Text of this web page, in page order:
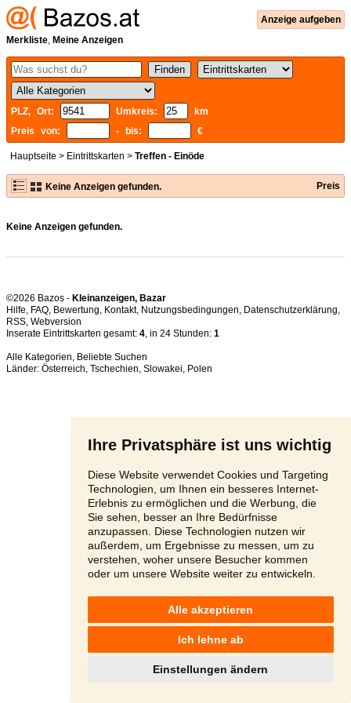
Ihre Privatsphäre ist uns wichtig
Diese Website verwendet Cookies und Targeting
Technologien, um Ihnen ein besseres Internet-
Erlebnis zu ermöglichen und die Werbung, die
Sie sehen, besser an Ihre Bedürfnisse
anzupassen. Diese Technologien nutzen wir
außerdem, um Ergebnisse zu messen, um zu
verstehen, woher unsere Besucher kommen
oder um unsere Website weiter zu entwickeln.
Alle akzeptieren
Ich lehne ab
Einstellungen ändern
Anzeige aufgeben
Merkliste, Meine Anzeigen
PLZ, Ort: Umkreis:
km
Preis von:
- bis: €
Hauptseite > Eintrittskarten > Treffen - Einöde
Keine Anzeigen gefunden. Preis
Keine Anzeigen gefunden.
©2026 Bazos - Kleinanzeigen, Bazar
Hilfe, FAQ, Bewertung, Kontakt, Nutzungsbedingungen, Datenschutzerklärung,
RSS,
Inserate Eintrittskarten gesamt: 4, in 24 Stunden: 1
Alle Kategorien, Beliebte Suchen
Länder: Österreich, Tschechien, Slowakei, Polen